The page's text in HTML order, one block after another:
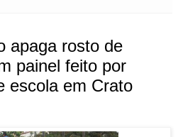
apaga rosto de
painel feito por
escola em Crato